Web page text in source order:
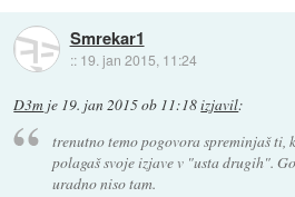
Smrekar1
:: 19. jan 2015, 11:24
D3m je 19. jan 2015 ob 11:18izjavil:
trenutno temo pogovora spreminjaš ti,
polagaš svoje izjave v "usta drugih".
uradno niso tam.